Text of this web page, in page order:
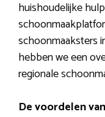
huishoudelijke
schoonmaaksters
hebben we een
regionale
De voordelen